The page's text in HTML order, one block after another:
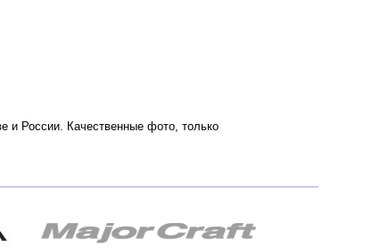
и России. Качественные фото, только